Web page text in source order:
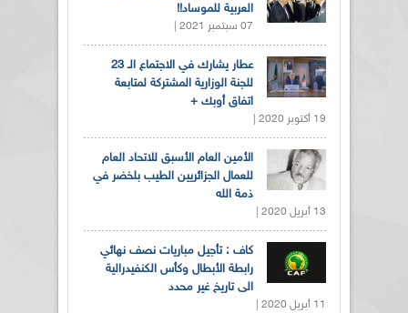
العربية للموساد!!
07 سبتمبر 2021 |
عطار يشارك في الاجتماع الـ 23
للجنة الوزارية المشتركة لمتابعة
اتفاق أوبك +
19 أكتوبر 2020 |
الأمين العام الأسبق للاتحاد العام
للعمال الجزائريين الطيب بلخضر في
ذمة الله
13 أبريل 2020 |
كاف : تأجيل مباريات نصف نهائي
رابطة الأبطال وكأس الكنفيدرالية
الى تاريخ غير محدد
11 أبريل 2020 |